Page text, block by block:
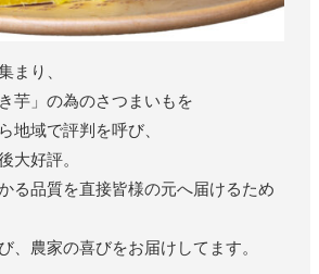
まり、
芋」の為のさつまいもを
地域で評判を呼び、
大好評。
る品質を直接皆様の元へ届けるため
、農家の喜びをお届けしてます。